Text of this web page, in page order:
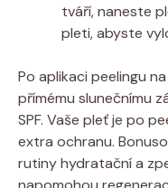
tváří, ‌naneste
pleti, ⁢abyste
Po aplikaci peelingu
přímému slunečnímu
SPF. Vaše ⁣pleť ‍je‌ po
extra ochranu.
rutiny hydratační a